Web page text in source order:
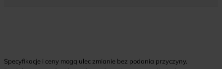
Specyfikacje i ceny mogą ulec zmianie bez podania przyczyny.